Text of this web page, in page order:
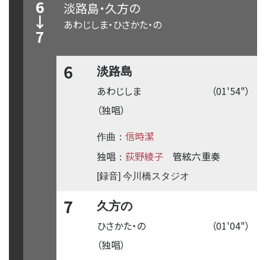
6
↓
7
淡路島・久方の
あわじしま・ひさかた・の
6 淡路島
（01'54"）
あわじしま
（独唱）
作曲： 信時潔
独唱 ： 荻野綾子 管絃六重奏
[録音] 今川橋スタジオ
7 久方の
（01'04"）
ひさかた・の
（独唱）